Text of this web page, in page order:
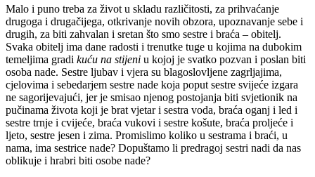
Malo i puno treba za život u skladu različitosti, za prihvaćanje
drugoga i drugačijega, otkrivanje novih obzora, upoznavanje sebe i
drugih, za biti zahvalan i sretan što smo sestre i braća – obitelj.
Svaka obitelj ima dane radosti i trenutke tuge u kojima na dubokim
temeljima gradi kuću na stijeni u kojoj je svatko pozvan i poslan biti
osoba nade. Sestre ljubav i vjera su blagoslovljene zagrljajima,
cjelovima i sebedarjem sestre nade koja poput sestre svijeće izgara
ne sagorijevajući, jer je smisao njenog postojanja biti svjetionik na
pučinama života koji je brat vjetar i sestra voda, braća oganj i led i
sestre trnje i cvijeće, braća vukovi i sestre košute, braća proljeće i
ljeto, sestre jesen i zima. Promislimo koliko u sestrama i braći, u
nama, ima sestrice nade? Dopuštamo li predragoj sestri nadi da nas
oblikuje i hrabri biti osobe nade?